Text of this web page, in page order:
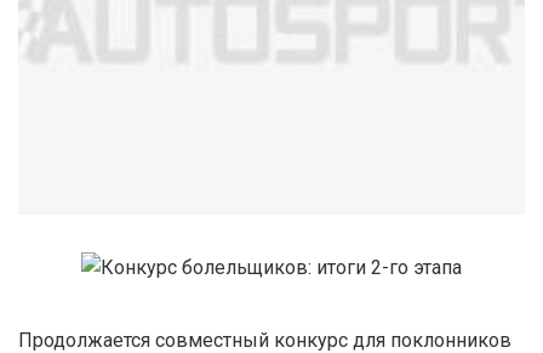
Продолжается совместный конкурс для поклонников